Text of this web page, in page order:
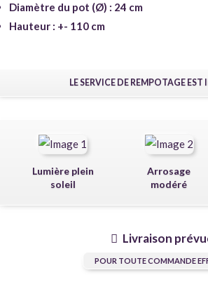
Diamètre du pot (Ø) : 24 cm
Hauteur : +- 110 cm
LE SERVICE DE REMPOTAGE
Lumière plein
soleil
Arrosage
modéré
Livraison
POUR TOUTE COMMANDE